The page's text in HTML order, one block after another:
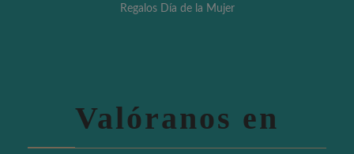
Regalos Día de la Mujer
Valóranos en